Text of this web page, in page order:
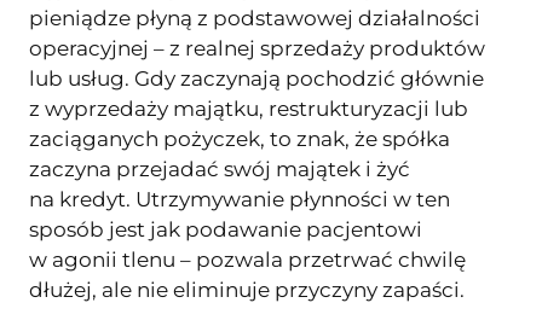
pieniądze płyną z podstawowej działalności
operacyjnej – z realnej sprzedaży produktów
lub usług. Gdy zaczynają pochodzić głównie
z wyprzedaży majątku, restrukturyzacji lub
zaciąganych pożyczek, to znak, że spółka
zaczyna przejadać swój majątek i żyć
na kredyt. Utrzymywanie płynności w ten
sposób jest jak podawanie pacjentowi
w agonii tlenu – pozwala przetrwać chwilę
dłużej, ale nie eliminuje przyczyny zapaści.